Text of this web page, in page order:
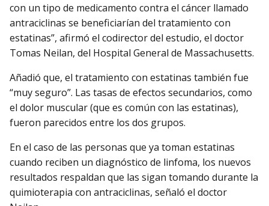
con un tipo de medicamento contra el cáncer llamado
antraciclinas se beneficiarían del tratamiento con
estatinas”, afirmó el codirector del estudio, el doctor
Tomas Neilan, del Hospital General de Massachusetts.
Añadió que, el tratamiento con estatinas también fue
“muy seguro”. Las tasas de efectos secundarios, como
el dolor muscular (que es común con las estatinas),
fueron parecidos entre los dos grupos.
En el caso de las personas que ya toman estatinas
cuando reciben un diagnóstico de linfoma, los nuevos
resultados respaldan que las sigan tomando durante la
quimioterapia con antraciclinas, señaló el doctor